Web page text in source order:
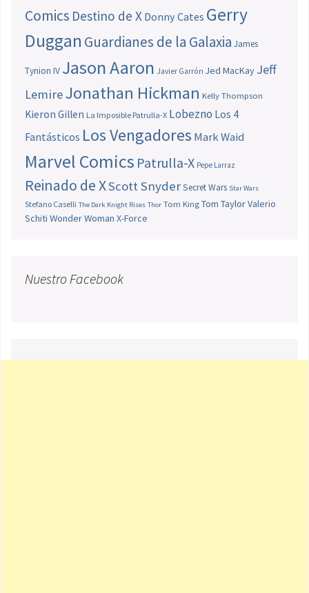
Comics Destino de X Donny Cates Gerry
Duggan Guardianes de la Galaxia James
Tynion IV Jason Aaron Javier Garrón Jed MacKay Jeff
LemireJonathan Hickman Kelly Thompson
Kieron Gillen La Imposible Patrulla-X Lobezno Los 4
Fantásticos Los Vengadores Mark Waid
Marvel Comics Patrulla-X Pepe Larraz
Reinado de XScott SnyderSecret Wars Star Wars
Stefano Caselli The Dark Knight Rises Thor Tom King Tom TaylorValerio
Schiti Wonder Woman X-Force
Nuestro Facebook